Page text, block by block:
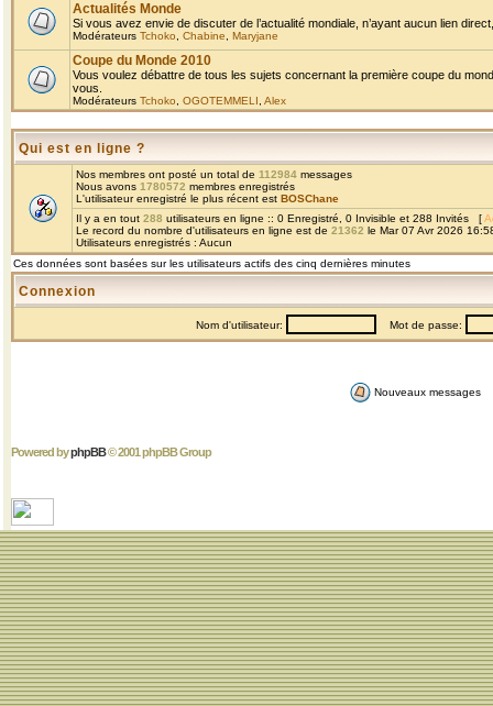
Actualités Monde
Si vous avez envie de discuter de l’actualité mondiale, n’ayant aucun lien
Modérateurs Tchoko Chabine Maryjane
Coupe du Monde 2010
Vous voulez débattre de tous les sujets concernant la première coupe du
vous.
Modérateurs Tchoko OGOTEMMELI Alex
Qui est en ligne ?
Nos membres ont posté un total de 112984 messages
Nous avons 1780572 membres enregistrés
L'utilisateur enregistré le plus récent est BOSChane
Il y a en tout 288 utilisateurs en ligne :: 0 Enregistré, 0 Invisible et 288 Invités [
Le record du nombre d'utilisateurs en ligne est de 21362 le Mar 07 Avr 2026
Utilisateurs enregistrés : Aucun
Ces données sont basées sur les utilisateurs actifs des cinq dernières minutes
Connexion
Nom d'utilisateur: Mot de passe:
Nouveaux messages
Powered byphpBB© 2001 phpBB Group